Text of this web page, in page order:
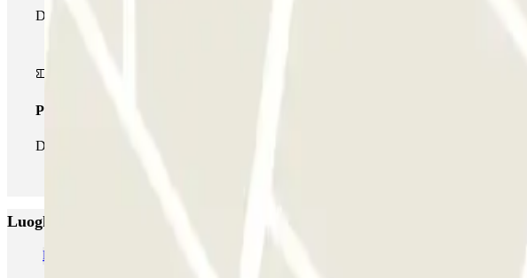
Durante il tuo soggiorno potrai usufruire dell'intera rete di parcheggi disponibili su
Pass illlimitato
Durante il tuo soggiorno potrai entrare e uscire dal parcheggio tutte le volte che vorrai.
Luoghi ed eventi che potrebbero interessarti vicino a Holiday Inn - Velizy 2
Parcheggi vicino alla Gare de Massy